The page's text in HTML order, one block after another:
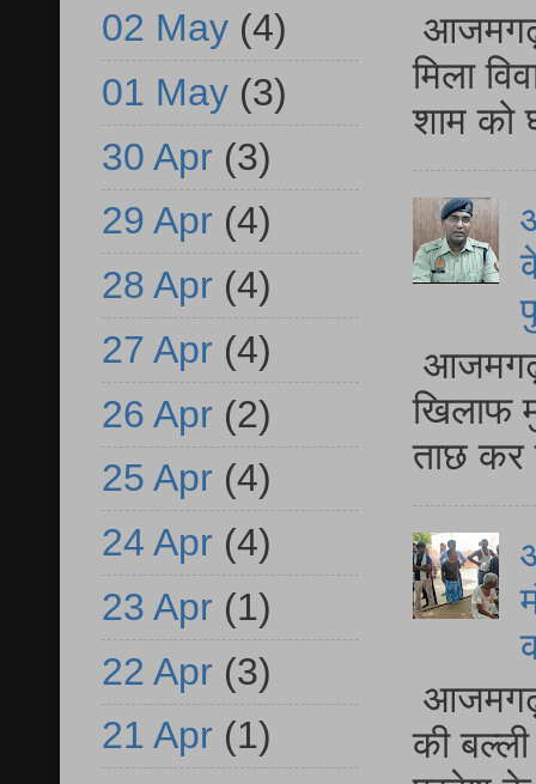
आजमगढ़
मिला
शाम को
आजमगढ़
खिलाफ
ताछ कर
आजमगढ़
की
02 May (4)
01 May (3)
30 Apr (3)
29 Apr (4)
28 Apr (4)
27 Apr (4)
26 Apr (2)
25 Apr (4)
24 Apr (4)
23 Apr (1)
22 Apr (3)
21 Apr (1)